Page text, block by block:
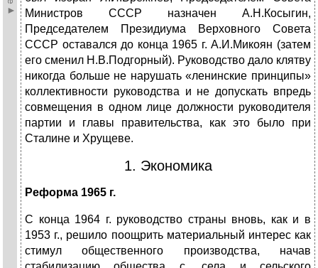
Министров СССР назначен А.Н.Косыгин,
Председателем Президиума Верховного Совета
СССР оставался до конца 1965 г. А.И.Микоян (затем
его сменил Н.В.Подгорный). Руководство дало клятву
никогда больше не нарушать «ленинские принципы»
коллективности руководства и не допускать впредь
совмещения в одном лице должности руководителя
партии и главы правительства, как это было при
Сталине и Хрущеве.
1. Экономика
Реформа 1965 г.
С конца 1964 г. руководство страны вновь, как и в
1953 г., решило поощрить материальный интерес как
стимул общественного производства, начав